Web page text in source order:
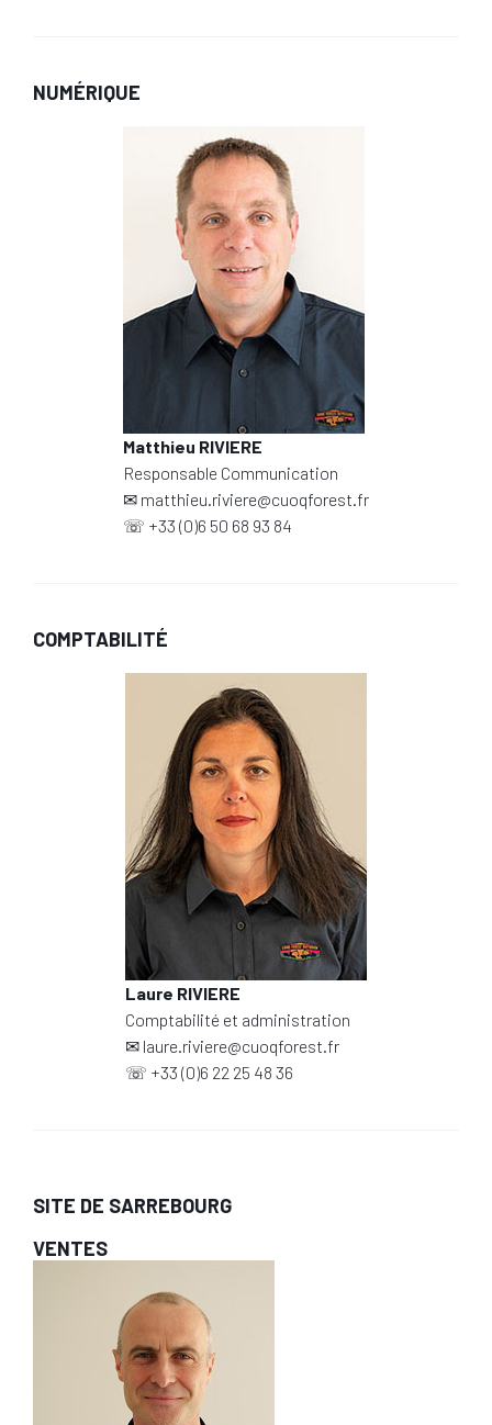
NUMÉRIQUE
Matthieu RIVIERE
Responsable Communication
✉ matthieu.riviere@cuoqforest.fr
☏ +33 (0)6 50 68 93 84
COMPTABILITÉ
Laure RIVIERE
Comptabilité et administration
✉ laure.riviere@cuoqforest.fr
☏ +33 (0)6 22 25 48 36
SITE DE SARREBOURG
VENTES